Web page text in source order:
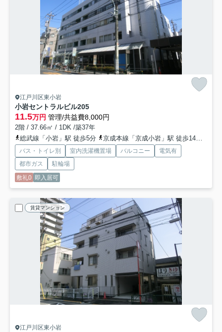
江戸川区東小岩
小岩セントラルビル205
11.5万円 管理/共益費8,000円
2階 / 37.66㎡ / 1DK /築37年
総武線「小岩」駅 徒歩5分
京成本線「京成小岩」駅 徒歩14分
バス・トイレ別 室内洗濯機置場 バルコニー
電気有
都市ガス
駐輪場
敷礼0 即入居可
賃貸マンション
江戸川区東小岩